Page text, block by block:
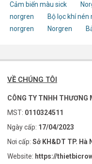
Cảm biến màu sick
norgren
Bộ lọc khí nén
norgren
Norgren
VỀ CHÚNG TÔI
CÔNG TY TNHH THƯƠNG
MST: 0110324511
Ngày cấp: 17/04/2023
Nơi cấp: Sở KH&DT TP. Hà
Website: https://